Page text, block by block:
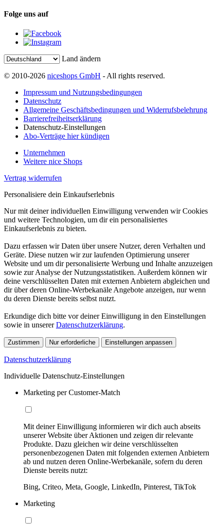
Folge uns auf
Land ändern
© 2010-2026 niceshops GmbH - All rights reserved.
Impressum und Nutzungsbedingungen
Datenschutz
Allgemeine Geschäftsbedingungen und Widerrufsbelehrung
Barrierefreiheitserklärung
Datenschutz-Einstellungen
Abo-Verträge hier kündigen
Unternehmen
Weitere nice Shops
Vertrag widerrufen
Personalisiere dein Einkaufserlebnis
Nur mit deiner individuellen Einwilligung verwenden wir Cookies
und weitere Technologien, um dir ein personalisiertes
Einkaufserlebnis zu bieten.
Dazu erfassen wir Daten über unsere Nutzer, deren Verhalten und
Geräte. Diese nutzen wir zur laufenden Optimierung unserer
Website und um dir personalisierte Werbung und Inhalte anzuzeigen
sowie zur Analyse der Nutzungsstatistiken. Außerdem können wir
deine verschlüsselten Daten mit externen Anbietern abgleichen und
dir über deren Online-Werbekanäle Angebote anzeigen, nur wenn
du deren Dienste bereits selbst nutzt.
Erkundige dich bitte vor deiner Einwilligung in den Einstellungen
sowie in unsererDatenschutzerklärung.
Zustimmen Nur erforderliche Einstellungen anpassen
Datenschutzerklärung
Individuelle Datenschutz-Einstellungen
Marketing per Customer-Match
Mit deiner Einwilligung informieren wir dich auch abseits
unserer Website über Aktionen und zeigen dir relevante
Produkte. Dazu gleichen wir deine verschlüsselten
personenbezogenen Daten mit folgenden externen Anbietern
ab und nutzen deren Online-Werbekanäle, sofern du deren
Dienste bereits nutzt:
Bing, Criteo, Meta, Google, LinkedIn, Pinterest, TikTok
Marketing